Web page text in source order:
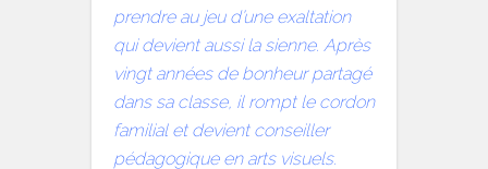
prendre au jeu d’une exaltation
qui devient aussi la sienne. Après
vingt années de bonheur partagé
dans sa classe, il rompt le cordon
familial et devient conseiller
pédagogique en arts visuels.